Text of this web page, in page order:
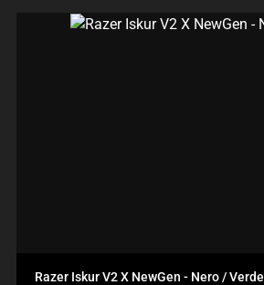
Razer Iskur V2 X NewGen - Nero / Verde